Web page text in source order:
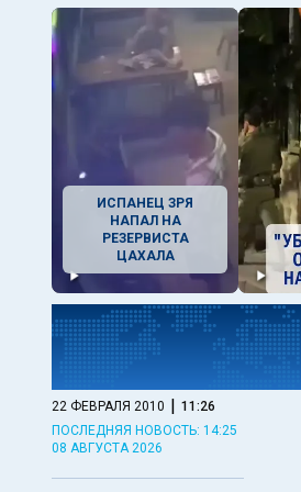
ИСПАНЕЦ ЗРЯ
НАПАЛ НА
РЕЗЕРВИСТА
ЦАХАЛА
22 ФЕВРАЛЯ 2010 | 11:26
ПОСЛЕДНЯЯ НОВОСТЬ: 14:25
08 АВГУСТА 2026